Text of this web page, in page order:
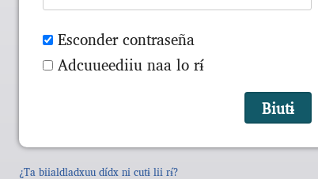
Esconder contraseña
Adcuueediiu naa lo rɨ́
¿Ta biialdladxuu dídx ni cutɨ lii rɨ́?